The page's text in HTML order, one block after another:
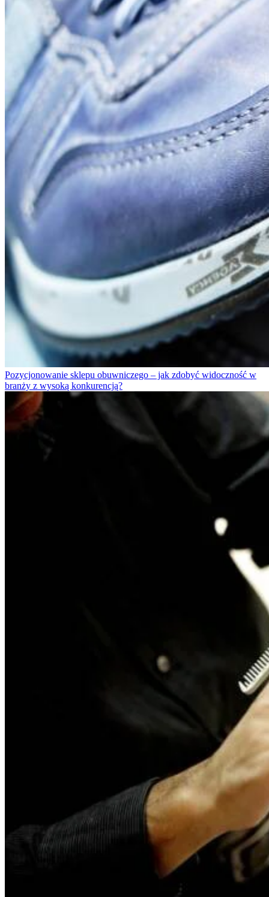
Pozycjonowanie sklepu obuwniczego – jak zdobyć widoczność w
branży z wysoką konkurencją?